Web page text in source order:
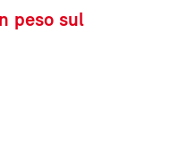
peso sul